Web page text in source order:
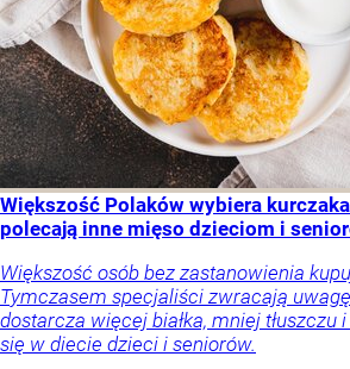
Większość Polaków wybiera
polecają inne mięso dzieciom i
Większość osób bez zastanowienia
Tymczasem specjaliści zwracają
dostarcza więcej białka, mniej tłuszczu
się w diecie dzieci i seniorów.